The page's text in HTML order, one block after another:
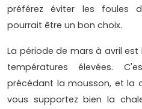
préférez éviter les foules
pourrait être un bon choix.
La période de mars à avril
températures élevées.
précédant la mousson, et la
vous supportez bien la